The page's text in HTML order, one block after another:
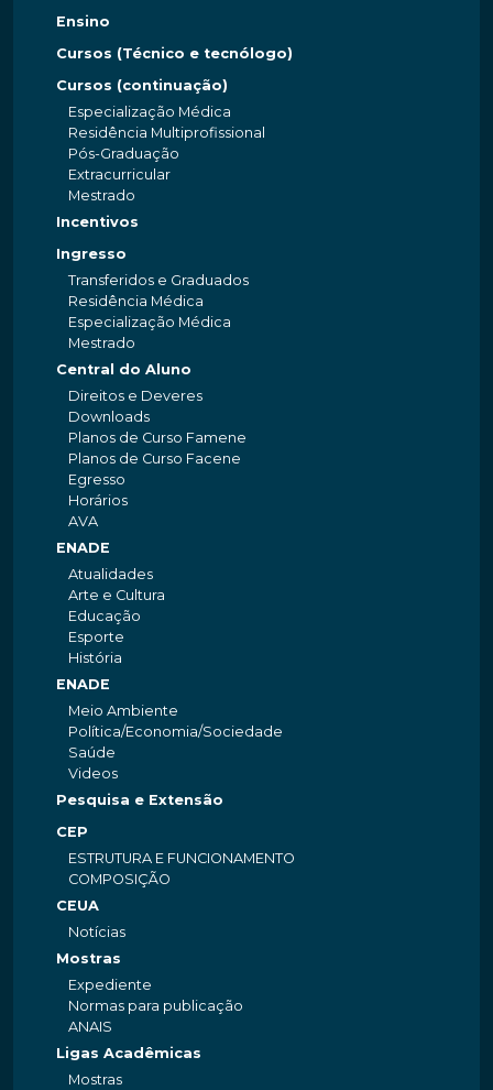
Ensino
Cursos (Técnico e tecnólogo)
Cursos (continuação)
Especialização Médica
Residência Multiprofissional
Pós-Graduação
Extracurricular
Mestrado
Incentivos
Ingresso
Transferidos e Graduados
Residência Médica
Especialização Médica
Mestrado
Central do Aluno
Direitos e Deveres
Downloads
Planos de Curso Famene
Planos de Curso Facene
Egresso
Horários
AVA
ENADE
Atualidades
Arte e Cultura
Educação
Esporte
História
ENADE
Meio Ambiente
Política/Economia/Sociedade
Saúde
Videos
Pesquisa e Extensão
CEP
ESTRUTURA E FUNCIONAMENTO
COMPOSIÇÃO
CEUA
Notícias
Mostras
Expediente
Normas para publicação
ANAIS
Ligas Acadêmicas
Mostras